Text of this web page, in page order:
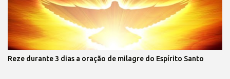
Reze durante 3 dias a oração de milagre do Espírito Santo